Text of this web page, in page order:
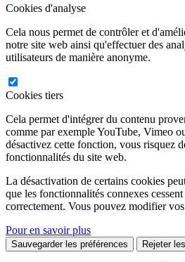
Cookies d'analyse
Cela nous permet de contrôler et
notre site web ainsi qu'effectuer des
utilisateurs de manière anonyme.
Cookies tiers
Cela permet d'intégrer du contenu
comme par exemple YouTube, Vimeo
désactivez cette fonction, vous risquez
fonctionnalités du site web.
La désactivation de certains cookies
que les fonctionnalités connexes
correctement. Vous pouvez modifier
Pour en savoir plus
Sauvegarder les préférences Rejeter